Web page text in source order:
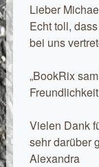
Lieber
Echt toll,
bei uns
„BookRix
Vielen Dank
sehr darüber
Alexandra